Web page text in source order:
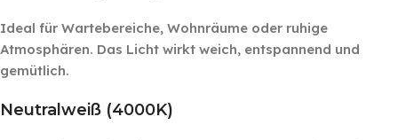
Ideal für Wartebereiche, Wohnräume oder ruhige
Atmosphären. Das Licht wirkt weich, entspannend und
gemütlich.
Neutralweiß (4000K)